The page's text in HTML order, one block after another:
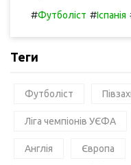
#Футболіст #Іспанія
Теги
Футболіст
Ліга чемпіонів УЄФА
Англія Європа